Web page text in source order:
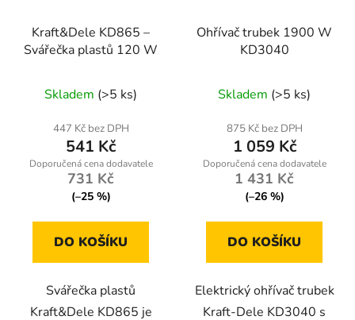
Kraft&Dele KD865 –
Svářečka plastů 120 W
Skladem (>5 ks)
447 Kč bez DPH
541 Kč
731 Kč
(–25 %)
DO KOŠÍKU
Svářečka plastů
Kraft&Dele KD865 je
Ohřívač trubek 1900 W
KD3040
Skladem (>5 ks)
875 Kč bez DPH
1 059 Kč
1 431 Kč
(–26 %)
DO KOŠÍKU
Elektrický ohřívač trubek
Kraft-Dele KD3040 s